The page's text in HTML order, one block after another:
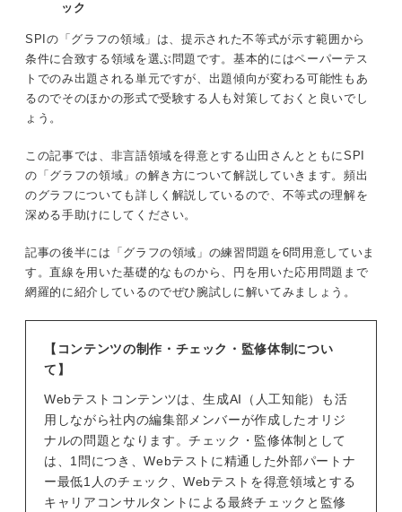
ック
SPIの「グラフの領域」は、提示された不等式が示す範囲から
条件に合致する領域を選ぶ問題です。基本的にはペーパーテス
トでのみ出題される単元ですが、出題傾向が変わる可能性もあ
るのでそのほかの形式で受験する人も対策しておくと良いでし
ょう。
この記事では、非言語領域を得意とする山田さんとともにSPI
の「グラフの領域」の解き方について解説していきます。頻出
のグラフについても詳しく解説しているので、不等式の理解を
深める手助けにしてください。
記事の後半には「グラフの領域」の練習問題を6問用意していま
す。直線を用いた基礎的なものから、円を用いた応用問題まで
網羅的に紹介しているのでぜひ腕試しに解いてみましょう。
【コンテンツの制作・チェック・監修体制につい
て】
Webテストコンテンツは、生成AI（人工知能）も活
用しながら社内の編集部メンバーが作成したオリジ
ナルの問題となります。チェック・監修体制として
は、1問につき、Webテストに精通した外部パートナ
ー最低1人のチェック、Webテストを得意領域とする
キャリアコンサルタントによる最終チェックと監修